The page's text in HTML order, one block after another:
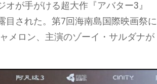
が手がける超大作『アバター3』
目された。第7回海南島国際映画祭に
メロン、主演のゾーイ・サルダナが